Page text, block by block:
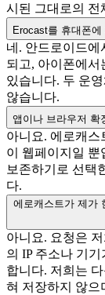
시된 그대로의 전
Erocast를 휴대폰
네. 안드로이드
되고, 아이폰에서
있습니다. 두 운
않습니다.
앱이나 브라우저 확
아니요. 에로캐스
이 웹페이지일
보존하기로 선택
다.
에로캐스트가 제가
아니요. 요청은
의 IP 주소나 기
합니다. 저희는
혀 저장하지 않으